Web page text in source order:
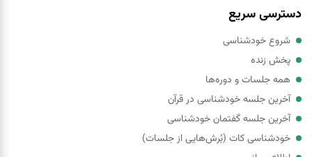
دسترسی سریع
شروع خودشناسی
پخش زنده
همه جلسات و دوره‌ها
آخرین جلسه خودشناسی در قرآن
آخرین جلسه گفتمان خودشناسی
خودشناسی کات (بُرش‌هایی از جلسات)